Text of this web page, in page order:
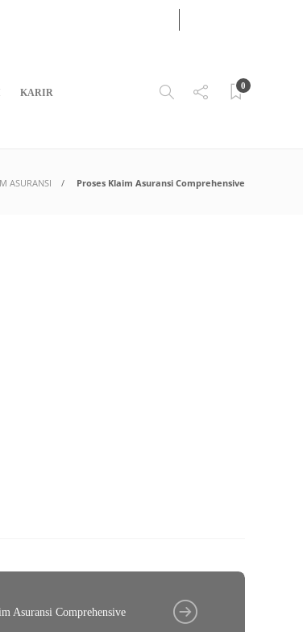
KARIR
0
ASURANSI Proses Klaim Asuransi Comprehensive
Asuransi Comprehensive